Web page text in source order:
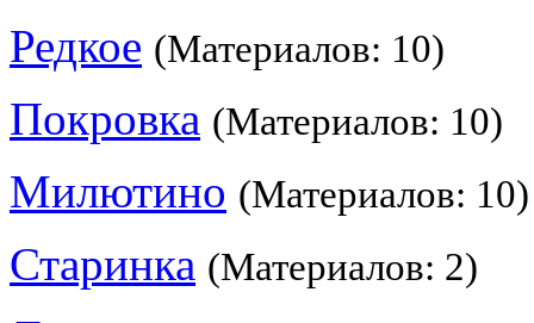
Редкое (Материалов: 10)
Покровка (Материалов: 10)
Милютино (Материалов: 10)
Старинка (Материалов: 2)